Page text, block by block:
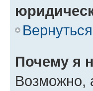
Почему я
Возможно,